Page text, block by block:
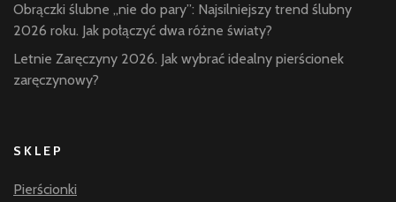
Obrączki ślubne „nie do pary”: Najsilniejszy trend ślubny
2026 roku. Jak połączyć dwa różne światy?
Letnie Zaręczyny 2026. Jak wybrać idealny pierścionek
zaręczynowy?
SKLEP
Pierścionki